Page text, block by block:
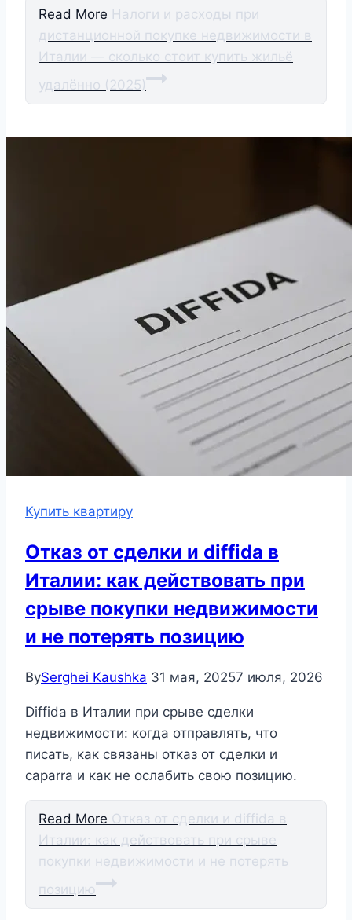
Read More Налоги и расходы при
дистанционной покупке недвижимости в
Италии — сколько стоит купить жильё
удалённо (2025)
Купить квартиру
Отказ от сделки и diffida в
Италии: как действовать при
срыве покупки недвижимости
и не потерять позицию
BySerghei Kaushka 31 мая, 20257 июля, 2026
Diffida в Италии при срыве сделки
недвижимости: когда отправлять, что
писать, как связаны отказ от сделки и
caparra и как не ослабить свою позицию.
Read More Отказ от сделки и diffida в
Италии: как действовать при срыве
покупки недвижимости и не потерять
позицию